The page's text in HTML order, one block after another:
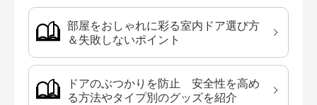
部屋をおしゃれに彩る室内ドア選び方
＆失敗しないポイント
ドアのぶつかりを防止 安全性を高め
る方法やタイプ別のグッズを紹介